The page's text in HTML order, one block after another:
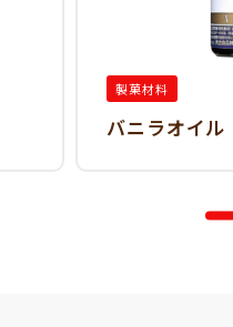
製菓材料
バニラオイル